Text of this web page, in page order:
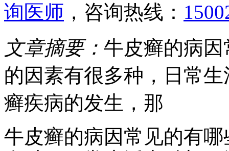
询医师 ，咨询热线：
文章摘要： 牛皮癣的病
的因素有很多种，日常
癣疾病的发生，那
牛皮癣的病因常见的有